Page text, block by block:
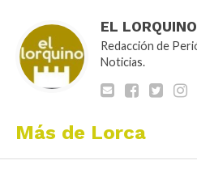
EL
Redacción de
Noticias.
Más de Lorca